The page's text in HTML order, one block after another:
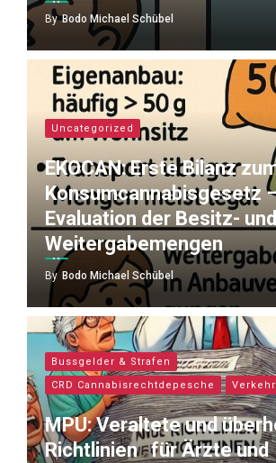
By Bodo Michael Schübel
Uncategorized
EKOCAN: Erste Bilanz
Konsumcannabisgesetz
Evaluation der Besitz- und
Weitergabemengen
By Bodo Michael Schübel
Bussgelder & Strafen
CRD Cannabisrechtdepesche
Verkehr
MPU: Veraltete und
Richtlinien für Ärzte und